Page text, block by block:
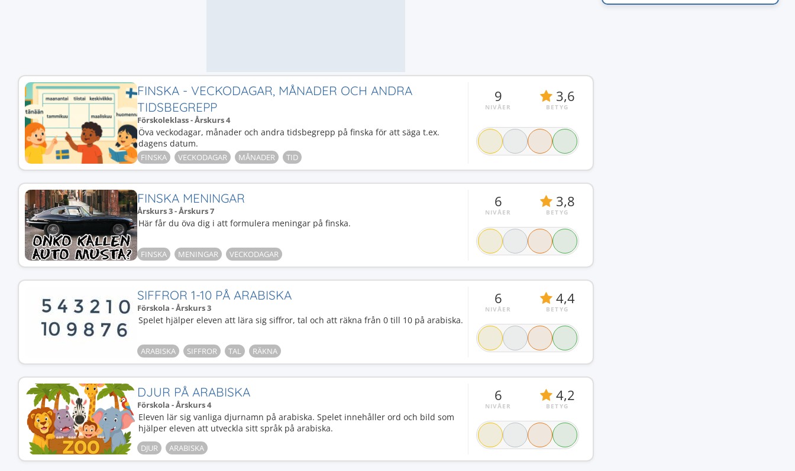
FINSKA - VECKODAGAR, MÅNADER OCH ANDRA
TIDSBEGREPP
Förskoleklass - Årskurs 4
Öva veckodagar, månader och andra tidsbegrepp på finska för att säga t.ex.
dagens datum.
FINSKA VECKODAGAR MÅNADER TID
9
NIVÅER
3,6
BETYG
FINSKA MENINGAR
Årskurs 3 - Årskurs 7
Här får du öva dig i att formulera meningar på finska.
FINSKA MENINGAR VECKODAGAR
6
NIVÅER
3,8
BETYG
SIFFROR 1-10 PÅ ARABISKA
Förskola - Årskurs 3
Spelet hjälper eleven att lära sig siffror, tal och att räkna från 0 till 10 på arabiska.
ARABISKA SIFFROR TAL RÄKNA
6
NIVÅER
4,4
BETYG
DJUR PÅ ARABISKA
Förskola - Årskurs 4
Eleven lär sig vanliga djurnamn på arabiska. Spelet innehåller ord och bild som
hjälper eleven att utveckla sitt språk på arabiska.
DJUR ARABISKA
6
NIVÅER
4,2
BETYG